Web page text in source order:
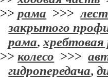
>>рама >>>
закрытого
рама,
>>колесо >>>
гидропередача,